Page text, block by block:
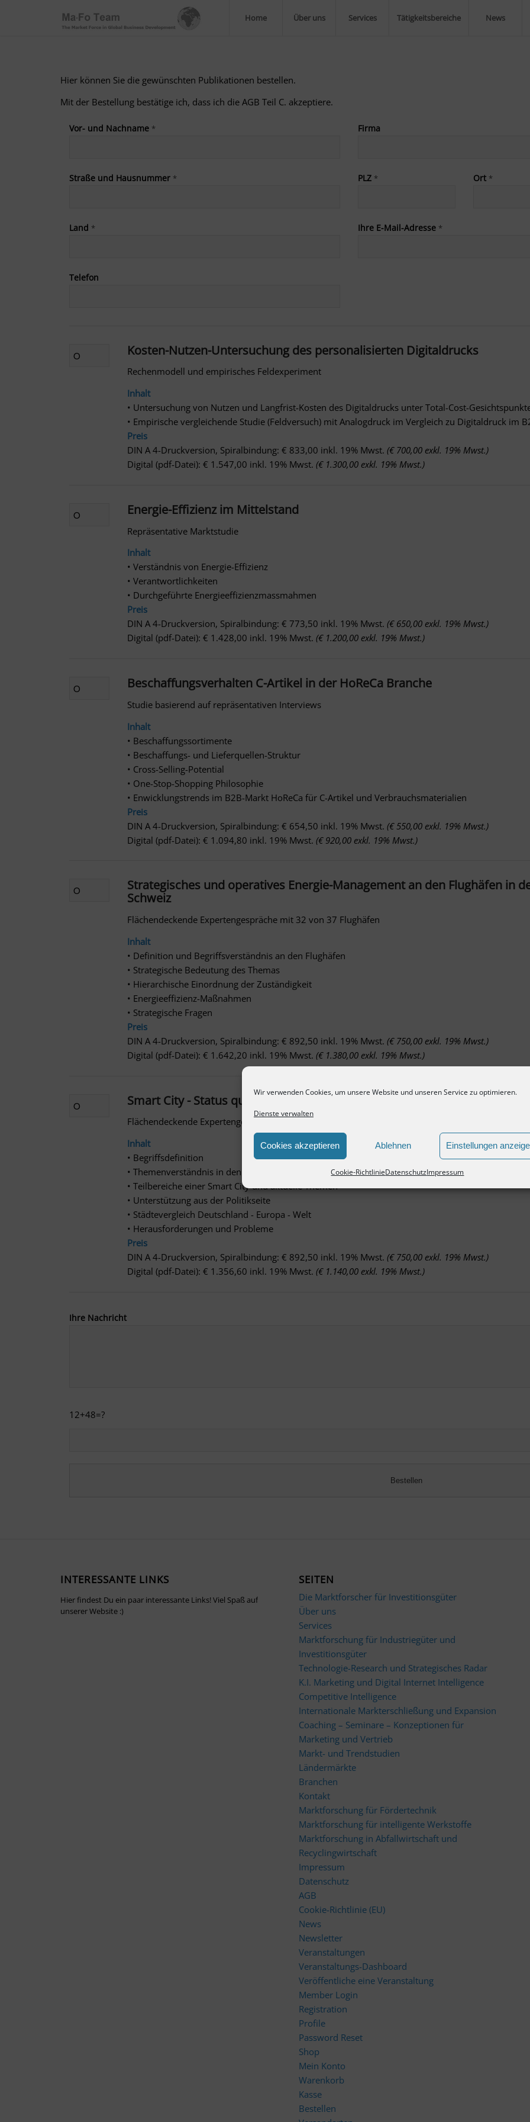
Wir verwenden Cookies, um unsere Website und unseren Service zu optimieren.
Dienste verwalten
Cookies akzeptieren Ablehnen Einstellungen
Cookie-RichtlinieDatenschutzImpressum
Home Über uns Services Tätigkeitsbereiche News
Hier können Sie die gewünschten Publikationen bestellen.
Mit der Bestellung bestätige ich, dass ich die AGB Teil C. akzeptiere.
Vor- und Nachname * Firma
Straße und Hausnummer * PLZ * Ort *
Land * Ihre E-Mail-Adresse *
Telefon
Kosten-Nutzen-Untersuchung des personalisierten Digitaldrucks
Rechenmodell und empirisches Feldexperiment
Inhalt
• Untersuchung von Nutzen und Langfrist-Kosten des Digitaldrucks unter Total-Cost-
• Empirische vergleichende Studie (Feldversuch) mit Analogdruck im Vergleich zu Digitaldruck im
Preis
DIN A 4-Druckversion, Spiralbindung: € 833,00 inkl. 19% Mwst. (€ 700,00 exkl. 19% Mwst.)
Digital (pdf-Datei): € 1.547,00 inkl. 19% Mwst. (€ 1.300,00 exkl. 19% Mwst.)
Energie-Effizienz im Mittelstand
Repräsentative Marktstudie
Inhalt
• Verständnis von Energie-Effizienz
• Verantwortlichkeiten
• Durchgeführte Energieeffizienzmassmahmen
Preis
DIN A 4-Druckversion, Spiralbindung: € 773,50 inkl. 19% Mwst. (€ 650,00 exkl. 19% Mwst.)
Digital (pdf-Datei): € 1.428,00 inkl. 19% Mwst. (€ 1.200,00 exkl. 19% Mwst.)
Beschaffungsverhalten C-Artikel in der HoReCa Branche
Studie basierend auf repräsentativen Interviews
Inhalt
• Beschaffungssortimente
• Beschaffungs- und Lieferquellen-Struktur
• Cross-Selling-Potential
• One-Stop-Shopping Philosophie
• Enwicklungstrends im B2B-Markt HoReCa für C-Artikel und Verbrauchsmaterialien
Preis
DIN A 4-Druckversion, Spiralbindung: € 654,50 inkl. 19% Mwst. (€ 550,00 exkl. 19% Mwst.)
Digital (pdf-Datei): € 1.094,80 inkl. 19% Mwst. (€ 920,00 exkl. 19% Mwst.)
Strategisches und operatives Energie-Management an den Flughäfen in
Schweiz
Flächendeckende Expertengespräche mit 32 von 37 Flughäfen
Inhalt
• Definition und Begriffsverständnis an den Flughäfen
• Strategische Bedeutung des Themas
• Hierarchische Einordnung der Zuständigkeit
• Energieeffizienz-Maßnahmen
• Strategische Fragen
Preis
DIN A 4-Druckversion, Spiralbindung: € 892,50 inkl. 19% Mwst. (€ 750,00 exkl. 19% Mwst.)
Digital (pdf-Datei): € 1.642,20 inkl. 19% Mwst. (€ 1.380,00 exkl. 19% Mwst.)
Smart City - Status quo und Entwicklungsperspektive
Flächendeckende Expertengespräche mit allen 53 Städten in der Größenorndung 90.000 bis
Inhalt
• Begriffsdefinition
• Themenverständnis in den Städten
• Teilbereiche einer Smart City und aktuelle Themen
• Unterstützung aus der Politikseite
• Städtevergleich Deutschland - Europa - Welt
• Herausforderungen und Probleme
Preis
DIN A 4-Druckversion, Spiralbindung: € 892,50 inkl. 19% Mwst. (€ 750,00 exkl. 19% Mwst.)
Digital (pdf-Datei): € 1.356,60 inkl. 19% Mwst. (€ 1.140,00 exkl. 19% Mwst.)
Ihre Nachricht
12+48=?
INTERESSANTE LINKS
Hier findest Du ein paar interessante Links! Viel Spaß auf
unserer Website :)
SEITEN
Die Marktforscher für Investitionsgüter
Über uns
Services
Marktforschung für Industriegüter und
Investitionsgüter
Technologie-Research und Strategisches Radar
K.I. Marketing und Digital Internet Intelligence
Competitive Intelligence
Internationale Markterschließung und Expansion
Coaching – Seminare – Konzeptionen für
Marketing und Vertrieb
Markt- und Trendstudien
Ländermärkte
Branchen
Kontakt
Marktforschung für Fördertechnik
Marktforschung für intelligente Werkstoffe
Marktforschung in Abfallwirtschaft und
Recyclingwirtschaft
Impressum
Datenschutz
AGB
Cookie-Richtlinie (EU)
News
Newsletter
Veranstaltungen
Veranstaltungs-Dashboard
Veröffentliche eine Veranstaltung
Member Login
Registration
Profile
Password Reset
Shop
Mein Konto
Warenkorb
Kasse
Bestellen